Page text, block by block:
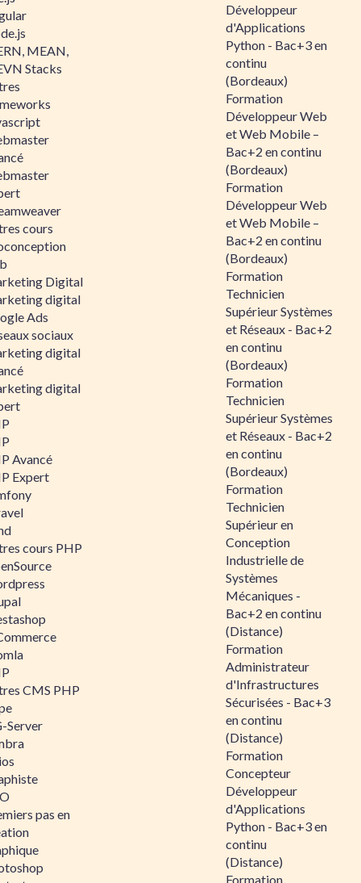
MEAN,
Stacks
cours
Digital
digital
Ads
sociaux
digital
digital
Avancé
Expert
cours PHP
CMS PHP
Server
pas en
Développeur
d'Applications
Python - Bac+3 en
continu
(Bordeaux)
Formation
Développeur Web
et Web Mobile –
Bac+2 en continu
(Bordeaux)
Formation
Développeur Web
et Web Mobile –
Bac+2 en continu
(Bordeaux)
Formation
Technicien
Supérieur Systèmes
et Réseaux - Bac+2
en continu
(Bordeaux)
Formation
Technicien
Supérieur Systèmes
et Réseaux - Bac+2
en continu
(Bordeaux)
Formation
Technicien
Supérieur en
Conception
Industrielle de
Systèmes
Mécaniques -
Bac+2 en continu
(Distance)
Formation
Administrateur
d'Infrastructures
Sécurisées - Bac+3
en continu
(Distance)
Formation
Concepteur
Développeur
d'Applications
Python - Bac+3 en
continu
(Distance)
Formation